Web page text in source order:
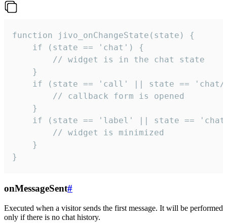
function jivo_onChangeState(state) {
    if (state == 'chat') {
        // widget is in the chat state
    }
if (state == 'call' || state ==
        // callback form is opened
    }
if (state == 'label' || state ==
        // widget is minimized
    }
}
onMessageSent#
Executed when a visitor sends the first message. It will be performed
only if there is no chat history.